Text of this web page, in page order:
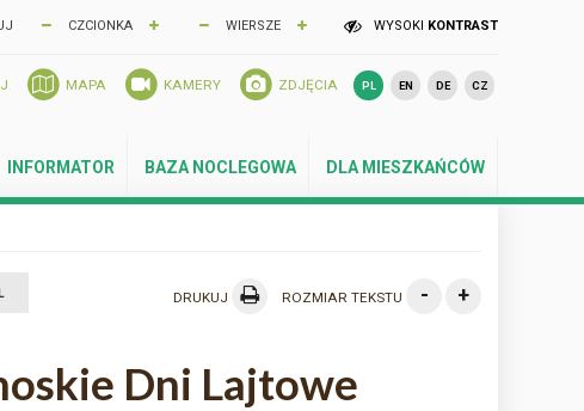
CZCIONKA WIERSZE WYSOKI KONTRAST
MAPA KAMERY ZDJĘCIA PL EN DE CZ
INFORMATOR BAZA NOCLEGOWA DLA MIESZKAŃCÓW
DRUKUJ ROZMIAR TEKSTU - +
Dni Lajtowe